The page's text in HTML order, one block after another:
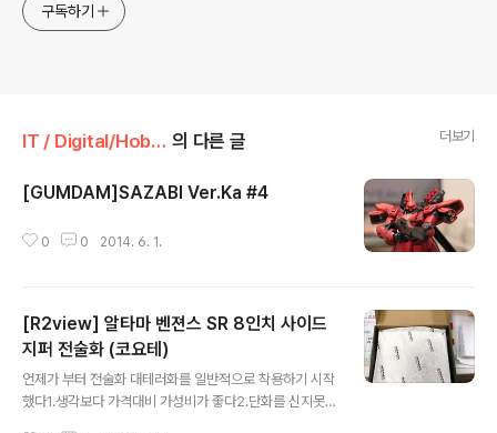
구독하기
IT / Digital/Hobby 의 다른 글 더보기
[GUMDAM]SAZABI Ver.Ka #4
0 0 2014. 6. 1.
[R2view] 알타마 벤젼스 SR 8인치 사이드
지퍼 전술화 (코요테)
언제가 부터 전술화 대테러화를 일반적으로 착용하기 시작
했다1.생각보다 가격대비 가성비가 좋다2.단화를 신지못하